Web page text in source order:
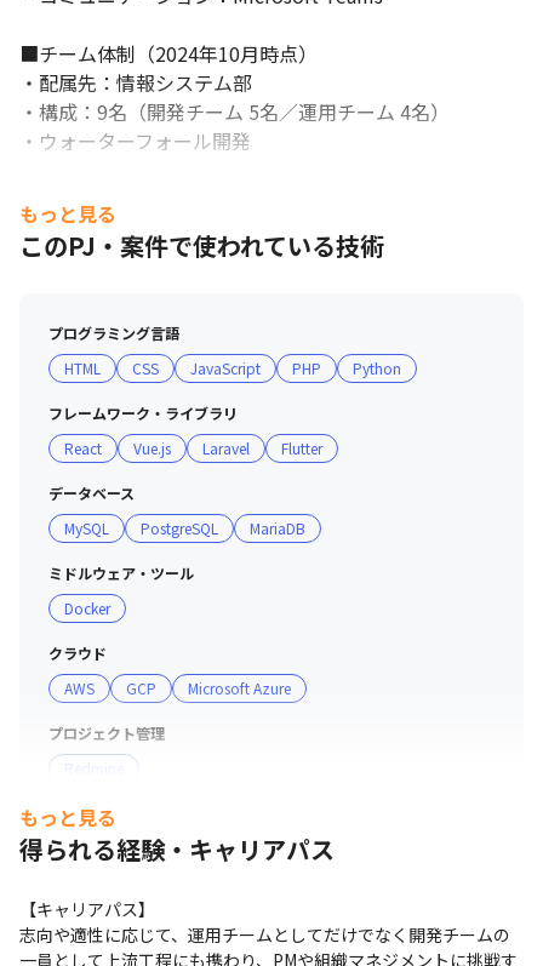
■チーム体制（2024年10月時点）
・配属先：情報システム部
・構成：9名（開発チーム 5名／運用チーム 4名）
・ウォーターフォール開発
もっと見る
このPJ・案件で使われている技術
プログラミング言語
HTML
CSS JavaScript PHP Python
フレームワーク・ライブラリ
React
Vue.js Laravel Flutter
データベース
MySQL
PostgreSQL MariaDB
ミドルウェア・ツール
Docker
クラウド
AWS
GCP Microsoft Azure
プロジェクト管理
Redmine
その他
PhpStorm
もっと見る
得られる経験・キャリアパス
【キャリアパス】
志向や適性に応じて、運用チームとしてだけでなく開発チームの
一員として上流工程にも携わり、PMや組織マネジメントに挑戦す